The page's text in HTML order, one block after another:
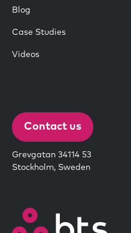
Blog
Case Studies
Videos
Contact us
Grevgatan 34114 53
Stockholm, Sweden